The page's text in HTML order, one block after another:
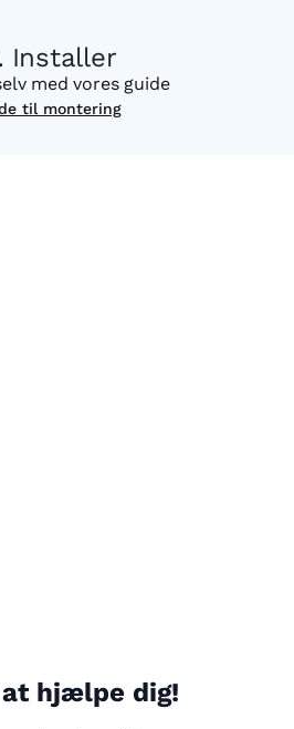
Installer
med vores guide
til montering
hjælpe dig!